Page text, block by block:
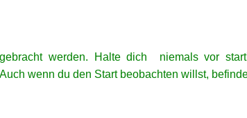
werden. Halte dich niemals vor
wenn du den Start beobachten willst,